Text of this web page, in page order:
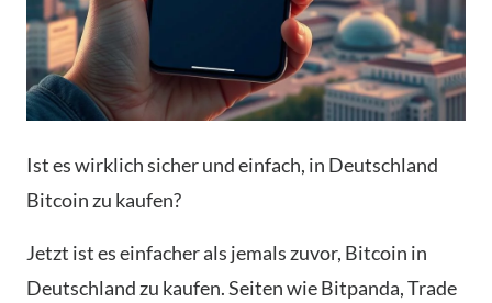
Ist es wirklich sicher und einfach, in Deutschland
Bitcoin zu kaufen?
Jetzt ist es einfacher als jemals zuvor, Bitcoin in
Deutschland zu kaufen. Seiten wie Bitpanda, Trade